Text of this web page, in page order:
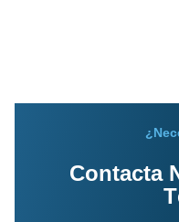
Contacta